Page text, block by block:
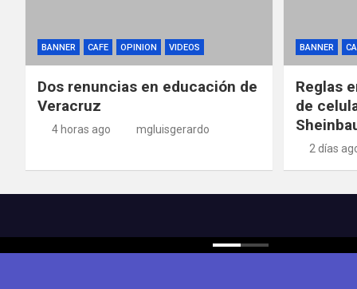
BANNER CAFE OPINION VIDEOS
Dos renuncias en educación de
Veracruz
4 horas ago mgluisgerardo
BANNER
Reglas
de
2 días